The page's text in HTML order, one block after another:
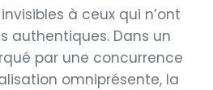
à ceux qui n’ont
authentiques. Dans un
par une concurrence
omniprésente, la